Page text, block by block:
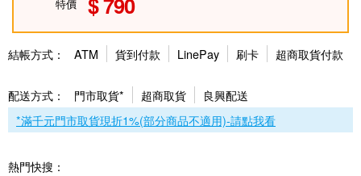
特價
結帳方式： ATM 貨到付款 LinePay 刷卡 超商取貨付款
配送方式： 門市取貨* 超商取貨
良興配送
*滿千元門市取貨現折1%(部分商品不適用)-請點我看
熱門快搜：